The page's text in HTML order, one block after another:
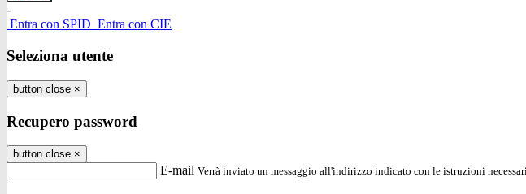
-
Entra con SPID Entra con CIE
Seleziona utente
button close ×
Recupero password
button close ×
E-mail Verrà inviato un messaggio all'indirizzo indicato con le istruzioni